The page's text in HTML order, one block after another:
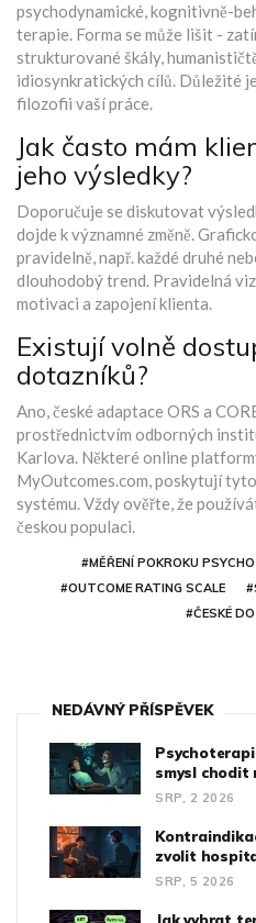
psychodynamické, kognitivně-
terapie. Forma se může lišit -
strukturované škály,
idiosynkratických cílů. Důležité
filozofii vaší práce.
Jak často mám
jeho výsledky?
Doporučuje se diskutovat
dojde k významné změně.
pravidelně, např. každé druhé
dlouhodobý trend. Pravidelná
motivaci a zapojení klienta.
Existují volně
dotazníků?
Ano, české adaptace ORS a
prostřednictvím odborných
Karlova. Některé online
MyOutcomes.com, poskytují
systému. Vždy ověřte, že
českou populaci.
#MĚŘENÍ POKROKU
#OUTCOME RATING SCALE
#ČESKÉ
NEDÁVNÝ PŘÍSPĚVEK
smysl chodit
SRP, 2 2026
zvolit
SRP, 5 2026